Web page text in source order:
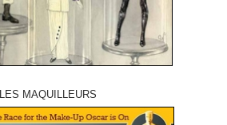
LES MAQUILLEURS